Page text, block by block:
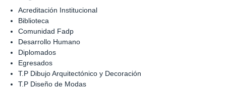
Acreditación Institucional
Biblioteca
Comunidad Fadp
Desarrollo Humano
Diplomados
Egresados
T.P Dibujo Arquitectónico y Decoración
T.P Diseño de Modas